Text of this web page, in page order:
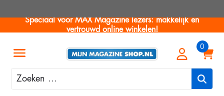
Speciaal voor MAX Magazine lezers: makkelijk en
vertrouwd online winkelen!
Zoeken